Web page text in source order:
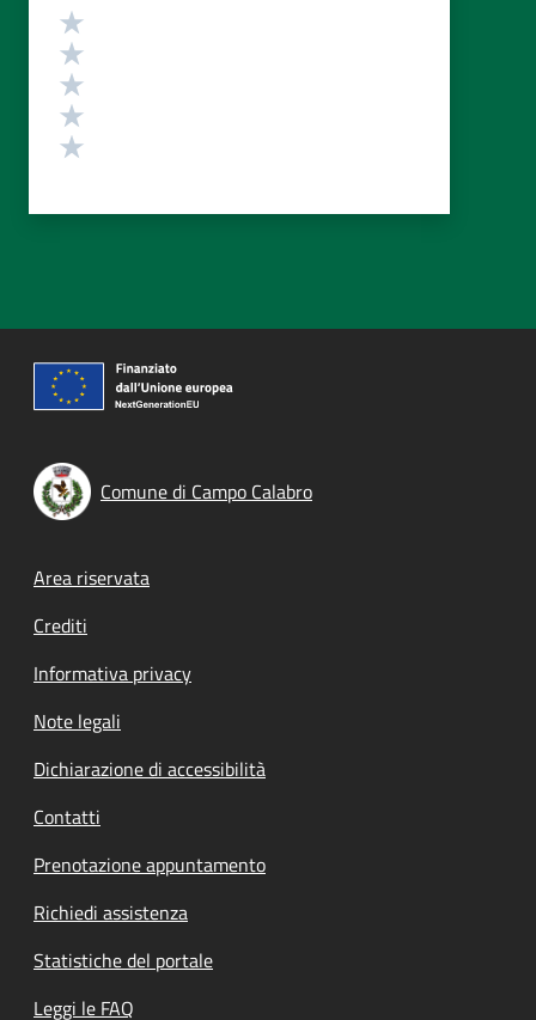
Valutazione
Comune di Campo Calabro
Footer menu
Area riservata
Crediti
Informativa privacy
Note legali
Dichiarazione di accessibilità
Contatti
Prenotazione appuntamento
Richiedi assistenza
Statistiche del portale
Leggi le FAQ